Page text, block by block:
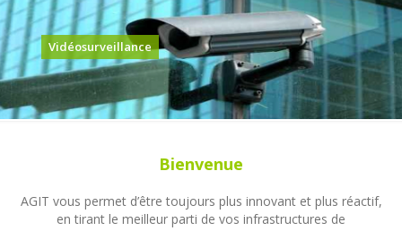
Vidéosurveillance
Bienvenue
AGIT vous permet d’être toujours plus innovant et plus réactif,
en tirant le meilleur parti de vos infrastructures de